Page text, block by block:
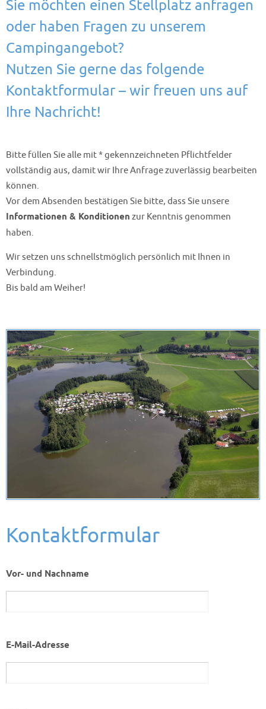
Sie möchten einen Stellplatz anfragen
oder haben Fragen zu unserem
Campingangebot?
Nutzen Sie gerne das folgende
Kontaktformular – wir freuen uns auf
Ihre Nachricht!
Bitte füllen Sie alle mit * gekennzeichneten Pflichtfelder
vollständig aus, damit wir Ihre Anfrage zuverlässig bearbeiten
können.
Vor dem Absenden bestätigen Sie bitte, dass Sie unsere
Informationen & Konditionen zur Kenntnis genommen
haben.
Wir setzen uns schnellstmöglich persönlich mit Ihnen in
Verbindung.
Bis bald am Weiher!
Kontaktformular
Vor- und Nachname
E-Mail-Adresse